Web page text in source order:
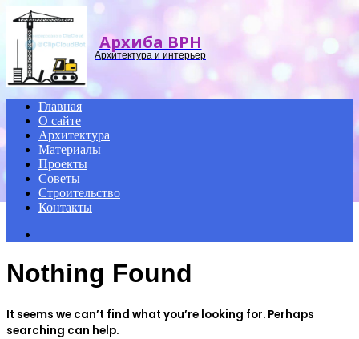
Архиба ВРН
Архитектура и интерьер
Главная
О сайте
Архитектура
Материалы
Проекты
Советы
Строительство
Контакты
Nothing Found
It seems we can’t find what you’re looking for. Perhaps
searching can help.